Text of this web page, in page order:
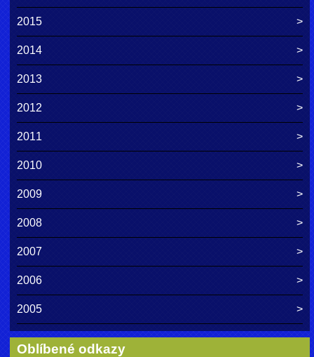
2015
2014
2013
2012
2011
2010
2009
2008
2007
2006
2005
Oblíbené odkazy